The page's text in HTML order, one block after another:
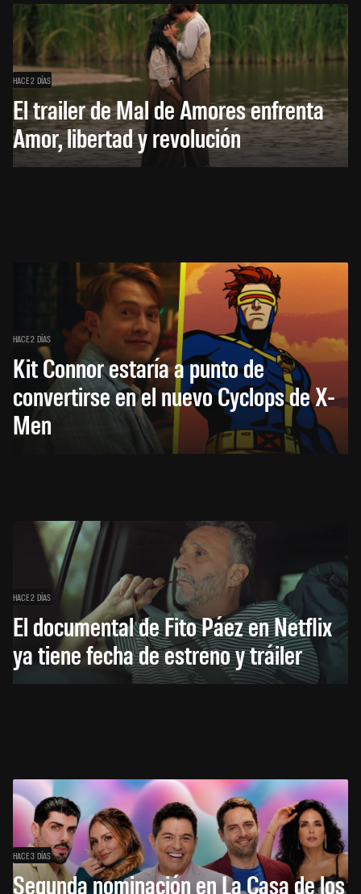
HACE 2 DÍAS
El trailer de Mal de Amores enfrenta
Amor, libertad y revolución
HACE 2 DÍAS
Kit Connor estaría a punto de
convertirse en el nuevo Cyclops de X-
Men
HACE 2 DÍAS
El documental de Fito Páez en Netflix
ya tiene fecha de estreno y tráiler
HACE 3 DÍAS
Segunda nominación en La Casa de los